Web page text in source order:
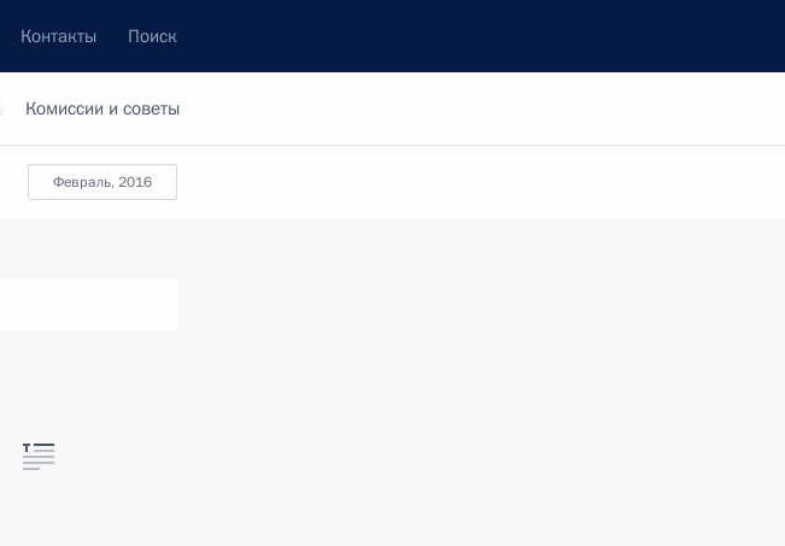
Контакты Поиск
Комиссии и советы
февраль, 2016